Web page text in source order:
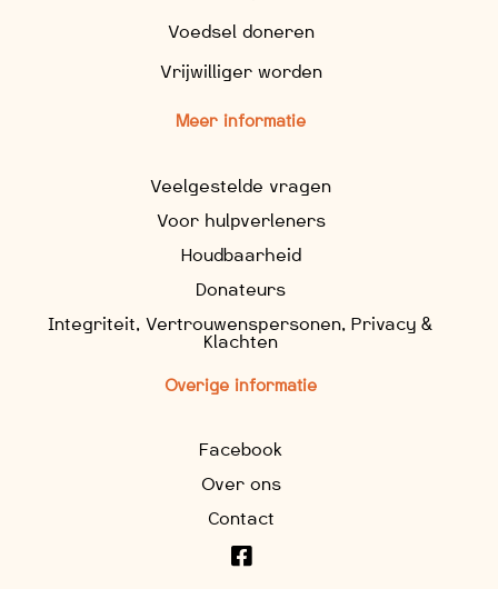
Voedsel doneren
Vrijwilliger worden
Meer informatie
Veelgestelde vragen
Voor hulpverleners
Houdbaarheid
Donateurs
Integriteit, Vertrouwenspersonen, Privacy &
Klachten
Overige informatie
Facebook
Over ons
Contact